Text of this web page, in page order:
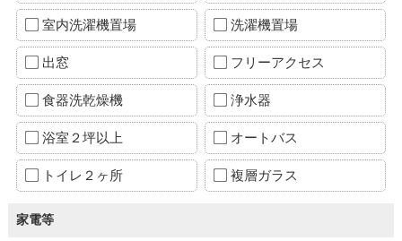
室内洗濯機置場 洗濯機置場
出窓 フリーアクセス
食器洗乾燥機 浄水器
浴室２坪以上 オートバス
トイレ２ヶ所 複層ガラス
家電等